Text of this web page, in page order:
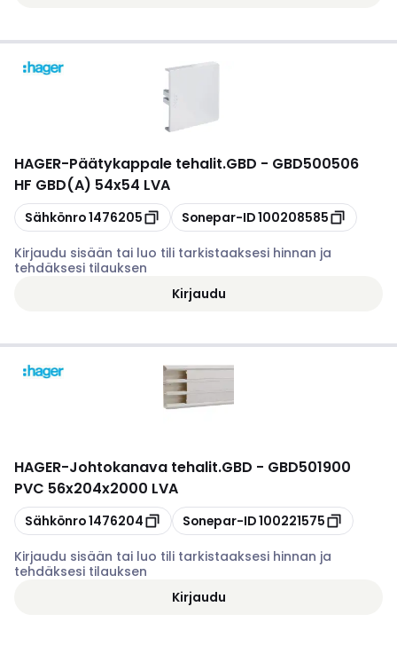
HAGER-Päätykappale tehalit.GBD - GBD500506
HF GBD(A) 54x54 LVA
Kopioi
Sähkönro1476205 Kopioi
Sonepar-ID100208585
Kirjaudu sisään tai luo tili tarkistaaksesi hinnan ja
tehdäksesi tilauksen
Kirjaudu
HAGER-Johtokanava tehalit.GBD - GBD501900
PVC 56x204x2000 LVA
Kopioi
Sähkönro1476204 Kopioi
Sonepar-ID100221575
Kirjaudu sisään tai luo tili tarkistaaksesi hinnan ja
tehdäksesi tilauksen
Kirjaudu